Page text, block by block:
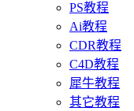
PS教程
Ai教程
CDR教程
C4D教程
犀牛教程
其它教程